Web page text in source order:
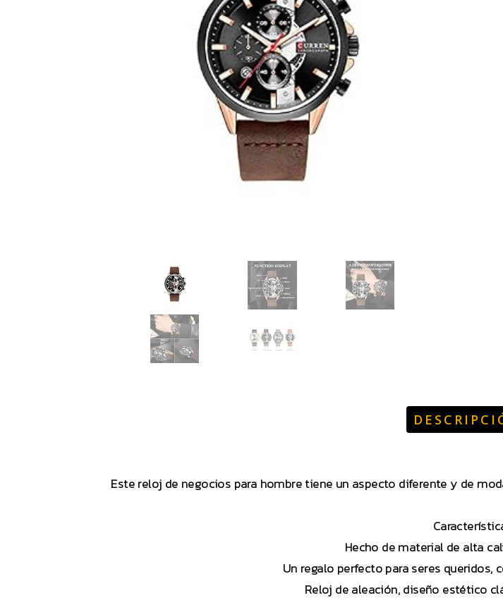
Este reloj de negocios para hombre tiene un aspecto diferente y de
Hecho de material de alta
Un regalo perfecto para seres queridos,
Reloj de aleación, diseño estético